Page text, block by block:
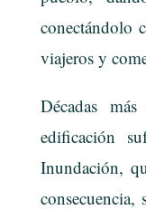
conectándolo
viajeros y
Décadas
edificación
Inundación,